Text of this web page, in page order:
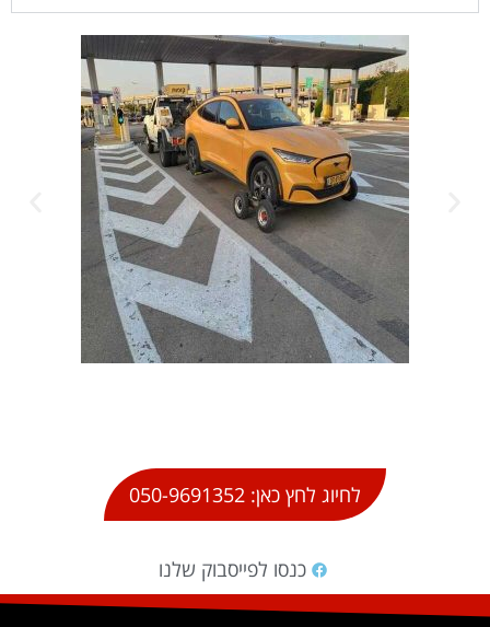
לחיוג לחץ כאן: 050-9691352
כנסו לפייסבוק שלנו